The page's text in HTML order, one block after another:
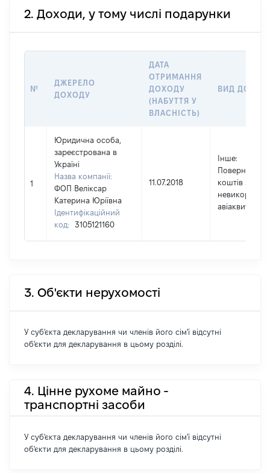
2. Доходи, у тому числі подарунки
№
ДЖЕРЕЛО
ДОХОДУ
ДАТА
ОТРИМАННЯ
ДОХОДУ
(НАБУТТЯ У
ВЛАСНІСТЬ)
ВИД
1
Юридична особа,
зареєстрована в
Україні
Назва компанії:
ФОП Веліксар
Катерина Юріївна
Ідентифікаційний
код:
3105121160
11.07.2018
Інше:
Повернення
коштів за
авіаквиток
3. Об'єкти нерухомості
У суб'єкта декларування чи членів його сім'ї відсутні
об'єкти для декларування в цьому розділі.
4. Цінне рухоме майно -
транспортні засоби
У суб'єкта декларування чи членів його сім'ї відсутні
об'єкти для декларування в цьому розділі.